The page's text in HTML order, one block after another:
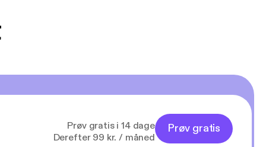
Prøv gratis i 14 dage
Derefter 99 kr. / måned
Prøv gratis